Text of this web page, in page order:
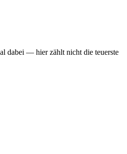
dabei — hier zählt nicht die teuerste